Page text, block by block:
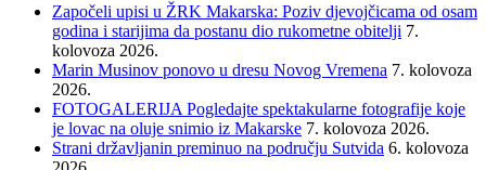
Započeli upisi u ŽRK Makarska: Poziv djevojčicama od osam
godina i starijima da postanu dio rukometne obitelji 7.
kolovoza 2026.
Marin Musinov ponovo u dresu Novog Vremena 7. kolovoza
2026.
FOTOGALERIJA Pogledajte spektakularne fotografije koje
je lovac na oluje snimio iz Makarske 7. kolovoza 2026.
Strani državljanin preminuo na području Sutvida 6. kolovoza